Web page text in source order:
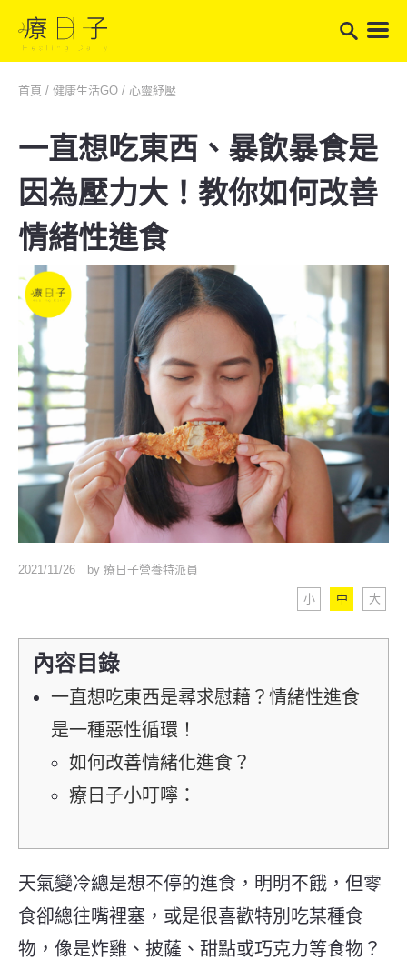
首頁 / 健康生活GO / 心靈紓壓
一直想吃東西、暴飲暴食是
因為壓力大！教你如何改善
情緒性進食
2021/11/26 by 療日子營養特派員
小 中 大
內容目錄
一直想吃東西是尋求慰藉？情緒性進食
是一種惡性循環！
如何改善情緒化進食？
療日子小叮嚀：
天氣變冷總是想不停的進食，明明不餓，但零
食卻總往嘴裡塞，或是很喜歡特別吃某種食
物，像是炸雞、披薩、甜點或巧克力等食物？